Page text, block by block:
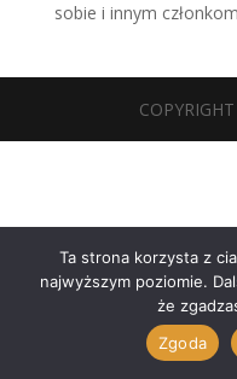
sobie i innym
Ta strona korzysta z
najwyższym poziomie.
że
Zgoda